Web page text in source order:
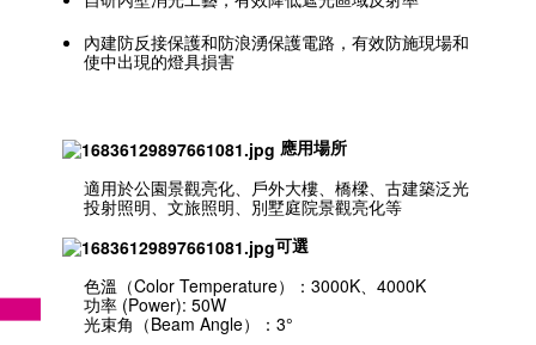
內建防反接保護和防浪湧保護電路，有效防施現場和
使中出現的燈具損害
應用場所
適用於公園景觀亮化、戶外大樓、橋樑、古建築泛光
投射照明、文旅照明、別墅庭院景觀亮化等
可選
色溫（Color Temperature）：3000K、4000K
功率 (Power): 50W
光束角（Beam Angle）：3°